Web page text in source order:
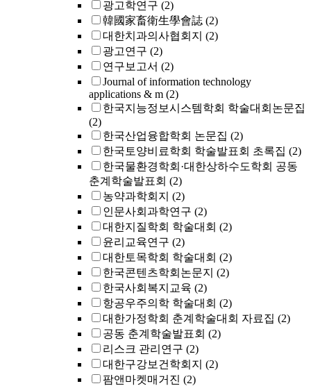
광고학연구 (2)
韓國家畜衛生學會誌 (2)
대한치과의사협회지 (2)
광고연구 (2)
연구보고서 (2)
Journal of information technology
applications & m (2)
한국지능정보시스템학회 학술대회논문집
(2)
한국산업융합학회 논문집 (2)
한국토양비료학회 학술발표회 초록집 (2)
한국물환경학회·대한상하수도학회 공동
춘계학술발표회 (2)
농약과학회지 (2)
인문사회과학연구 (2)
대한지질학회 학술대회 (2)
윤리교육연구 (2)
대한토목학회 학술대회 (2)
한국콘텐츠학회논문지 (2)
한국사회복지교육 (2)
항공우주의학 학술대회 (2)
대한가정학회 춘계학술대회 자료집 (2)
공동 춘계학술발표회 (2)
리스크 관리연구 (2)
대한구강보건학회지 (2)
팜앤마켓매거진 (2)